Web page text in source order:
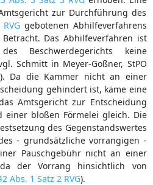
zur Durchführung des
gebotenen Abhilfeverfahrens
Das Abhilfeverfahren ist
Beschwerdegerichts keine
Schmitt in Meyer-Goßner, StPO
Da die Kammer nicht an einer
gehindert ist, käme eine
Amtsgericht zur Entscheidung
einer bloßen Förmelei gleich. Die
des Gegenstandswertes
- grundsätzliche vorrangigen -
Pauschgebühr nicht an einer
der Vorrang hinsichtlich von
Abs. 1 Satz 2 RVG).